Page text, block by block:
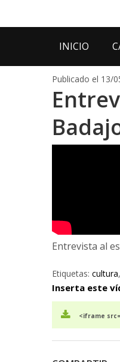
INICIO
Publicado el 13/
Entrevista al
Etiquetas: cultura,
Inserta este
<iframe